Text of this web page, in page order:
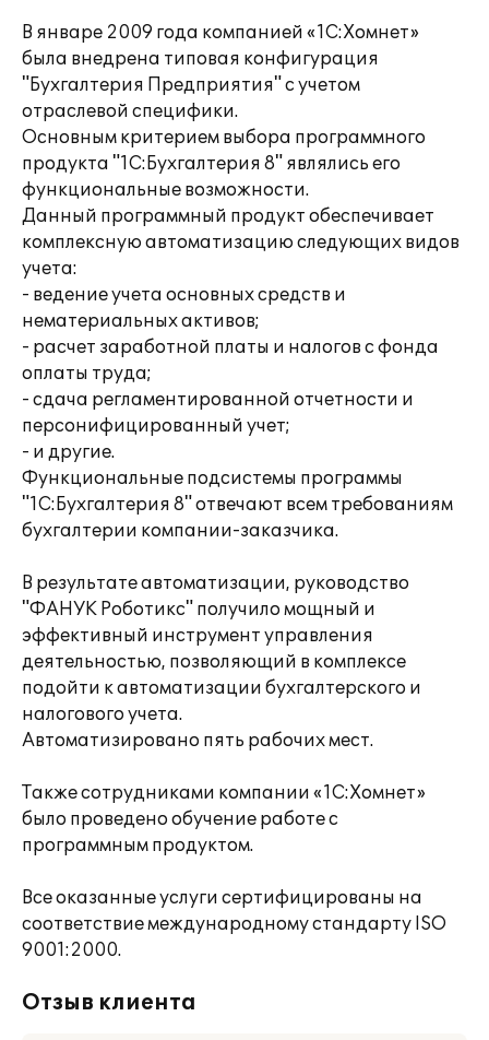
В январе 2009 года компанией «1С:Хомнет»
была внедрена типовая конфигурация
"Бухгалтерия Предприятия" с учетом
отраслевой специфики.
Основным критерием выбора программного
продукта "1С:Бухгалтерия 8" являлись его
функциональные возможности.
Данный программный продукт обеспечивает
комплексную автоматизацию следующих видов
учета:
- ведение учета основных средств и
нематериальных активов;
- расчет заработной платы и налогов с фонда
оплаты труда;
- сдача регламентированной отчетности и
персонифицированный учет;
- и другие.
Функциональные подсистемы программы
"1С:Бухгалтерия 8" отвечают всем требованиям
бухгалтерии компании-заказчика.
В результате автоматизации, руководство
"ФАНУК Роботикс" получило мощный и
эффективный инструмент управления
деятельностью, позволяющий в комплексе
подойти к автоматизации бухгалтерского и
налогового учета.
Автоматизировано пять рабочих мест.
Также сотрудниками компании «1С:Хомнет»
было проведено обучение работе с
программным продуктом.
Все оказанные услуги сертифицированы на
соответствие международному стандарту ISO
9001:2000.
Отзыв клиента